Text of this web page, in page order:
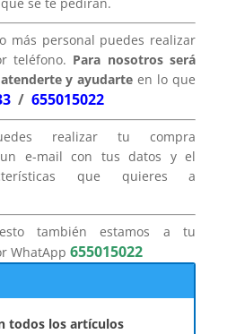
más personal puedes realizar
teléfono. Para nosotros será
y ayudarte en lo que
/ 655015022
realizar tu compra
un e-mail con tus datos y el
que quieres a
también estamos a tu
WhatApp 655015022
todos los artículos